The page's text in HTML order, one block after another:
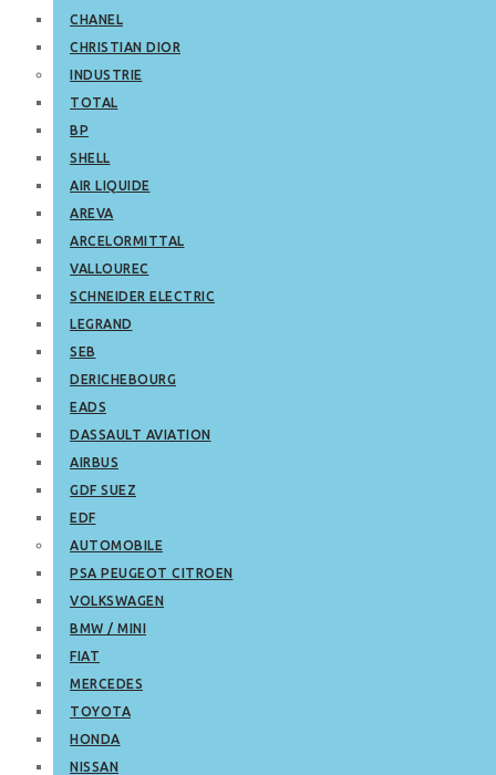
CHANEL
CHRISTIAN DIOR
INDUSTRIE
TOTAL
BP
SHELL
AIR LIQUIDE
AREVA
ARCELORMITTAL
VALLOUREC
SCHNEIDER ELECTRIC
LEGRAND
SEB
DERICHEBOURG
EADS
DASSAULT AVIATION
AIRBUS
GDF SUEZ
EDF
AUTOMOBILE
PSA PEUGEOT CITROEN
VOLKSWAGEN
BMW / MINI
FIAT
MERCEDES
TOYOTA
HONDA
NISSAN